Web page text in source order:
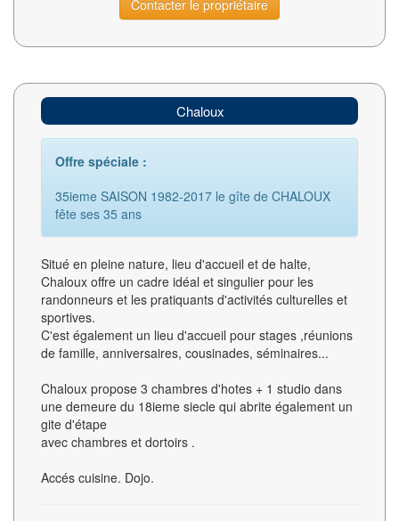
Contacter le propriétaire
Chaloux
Offre spéciale :
35ieme SAISON 1982-2017 le gîte de CHALOUX
fête ses 35 ans
Situé en pleine nature, lieu d'accueil et de halte,
Chaloux offre un cadre idéal et singulier pour les
randonneurs et les pratiquants d'activités culturelles et
sportives.
C'est également un lieu d'accueil pour stages ,réunions
de famille, anniversaires, cousinades, séminaires...
Chaloux propose 3 chambres d'hotes + 1 studio dans
une demeure du 18ieme siecle qui abrite également un
gite d'étape
avec chambres et dortoirs .
Accés cuisine. Dojo.